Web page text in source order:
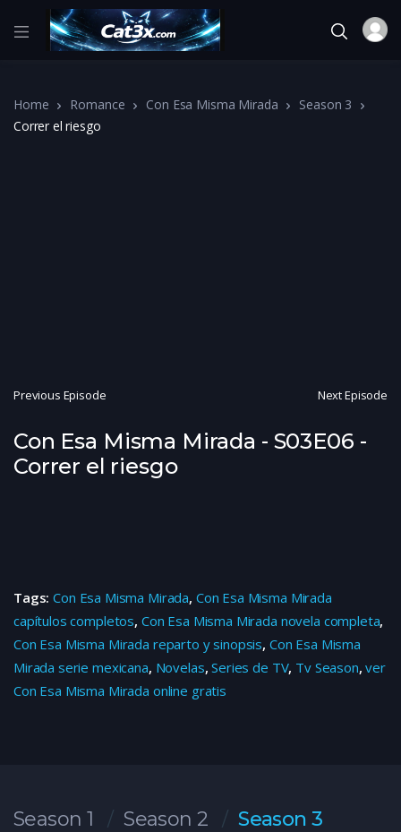
Home Romance Con Esa Misma Mirada
Season 3
Correr el riesgo
Previous Episode Next Episode
Con Esa Misma Mirada - S03E06 -
Correr el riesgo
Tags:Con Esa Misma Mirada, Con Esa Misma Mirada
capítulos completos, Con Esa Misma Mirada novela completa,
Con Esa Misma Mirada reparto y sinopsis, Con Esa Misma
Mirada serie mexicana, Novelas,Series de TV, Tv Season,ver
Con Esa Misma Mirada online gratis
Season 1 Season 2 Season 3